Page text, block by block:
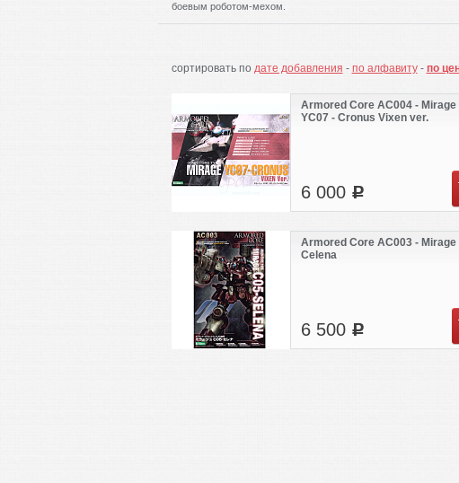
боевым роботом-мехом.
сортировать по дате добавления - по алфавиту- по
Armored Core AC004 - Mirage
YC07 - Cronus Vixen ver.
6 000 c
Armored Core AC003 - Mirage
Celena
6 500 c